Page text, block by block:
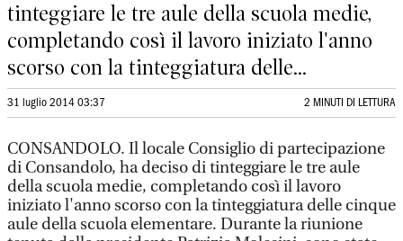
tinteggiare le tre aule della scuola medie,
completando così il lavoro iniziato l'anno
scorso con la tinteggiatura delle...
31 luglio 2014 03:37 2 MINUTI DI LETTURA
CONSANDOLO. Il locale Consiglio di partecipazione
di Consandolo, ha deciso di tinteggiare le tre aule
della scuola medie, completando così il lavoro
iniziato l'anno scorso con la tinteggiatura delle cinque
aule della scuola elementare. Durante la riunione